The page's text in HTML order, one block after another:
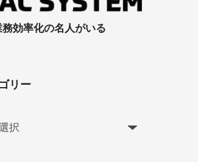
務効率化の名人がいる
リー